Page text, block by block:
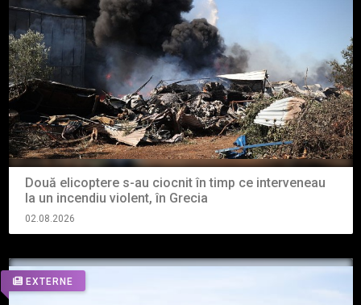
Două elicoptere s-au ciocnit în timp ce interveneau
la un incendiu violent, în Grecia
02.08.2026
EXTERNE